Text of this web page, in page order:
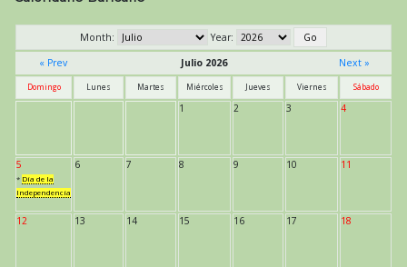
Month:
Year:
« Prev
Julio 2026 Next »
Domingo Lunes Martes Miércoles Jueves Viernes Sábado
1 2 3 4
5
* Día de la
Independencia
6 7 8 9 10 11
12 13 14 15 16 17 18